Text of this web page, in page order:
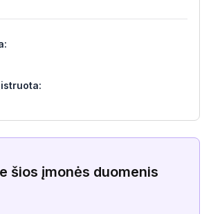
šios įmonės duomenis